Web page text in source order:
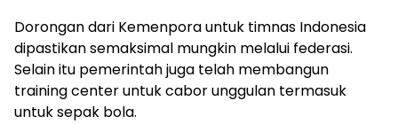
Dorongan dari Kemenpora untuk timnas Indonesia
dipastikan semaksimal mungkin melalui federasi.
Selain itu pemerintah juga telah membangun
training center untuk cabor unggulan termasuk
untuk sepak bola.